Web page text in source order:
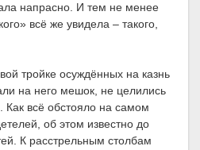
напрасно. И тем не менее
всё же увидела – такого,
тройке осуждённых на казнь
на него мешок, не целились
Как всё обстояло на самом
об этом известно до
К расстрельным столбам